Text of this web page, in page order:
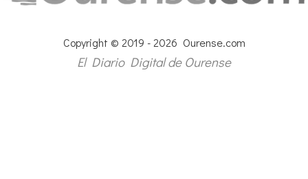
Copyright © 2019 - 2026 Ourense.com
El Diario Digital de Ourense